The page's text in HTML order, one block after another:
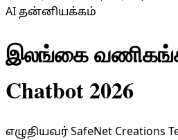
AI தன்னியக்கம்
இலங்கை
Chatbot 2026
எழுதியவர் SafeNet Creations